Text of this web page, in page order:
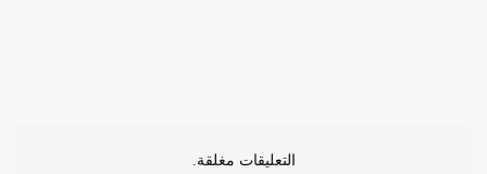
التعليقات مغلقة.